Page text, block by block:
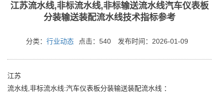
江苏流水线,非标流水线,非标输送流水线汽车仪表板
分装输送装配流水线技术指标参考
分类： 行业动态 点击：540 发布时间：2026-01-09
江苏
流水线,非标流水线:汽车仪表板分装输送装配流水线 ：